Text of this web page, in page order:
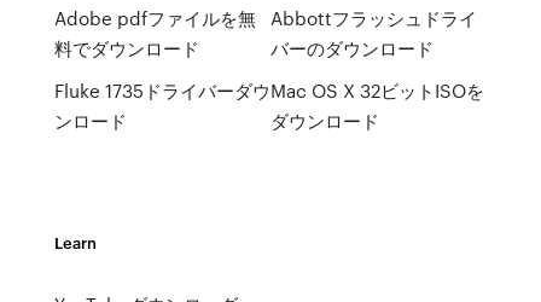
Adobe pdfファイルを無
料でダウンロード
Fluke 1735ドライバーダウ
ンロード
Abbottフラッシュドライ
バーのダウンロード
Mac OS X 32ビットISOを
ダウンロード
Learn